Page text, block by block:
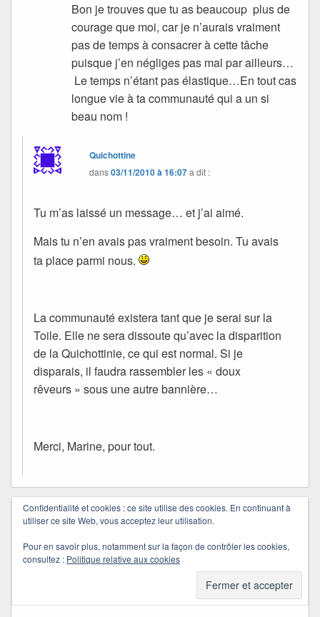
Bon je trouves que tu as beaucoup plus de
courage que moi, car je n’aurais vraiment
pas de temps à consacrer à cette tâche
puisque j’en négliges pas mal par ailleurs…
Le temps n’étant pas élastique…En tout cas
longue vie à ta communauté qui a un si
beau nom !
Quichottine
dans03/11/2010 à 16:07a dit :
Tu m’as laissé un message… et j’ai aimé.
Mais tu n’en avais pas vraiment besoin. Tu avais
ta place parmi nous.
La communauté existera tant que je serai sur la
Toile. Elle ne sera dissoute qu’avec la disparition
de la Quichottinie, ce qui est normal. Si je
disparais, il faudra rassembler les « doux
rêveurs » sous une autre bannière…
Merci, Marine, pour tout.
pollydans30/10/2010 à 21:06a dit :
blog, je peux mettre certains des textes que
tu as aimés dans ces doux rêveurs. A toi de
les choisir… euh! si tu veux.
Confidentialité et cookies : ce site utilise des cookies. En continuant à
utiliser ce site Web, vous acceptez leur utilisation.
Pour en savoir plus, notamment sur la façon de contrôler les cookies,
consultez : Politique relative aux cookies